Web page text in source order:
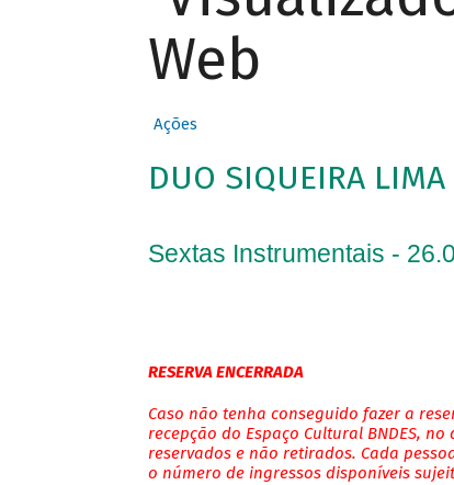
Web
Ações
DUO SIQUEIRA
Sextas Instrumentais -
RESERVA ENCERRADA
Caso não tenha conseguido fazer a
recepção do Espaço Cultural BNDES,
reservados e não retirados. Cada
o número de ingressos disponíveis